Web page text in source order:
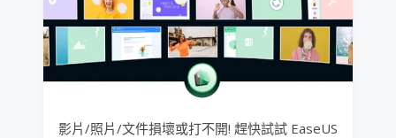
影片/照片/文件損壞或打不開! 趕快試試 EaseUS